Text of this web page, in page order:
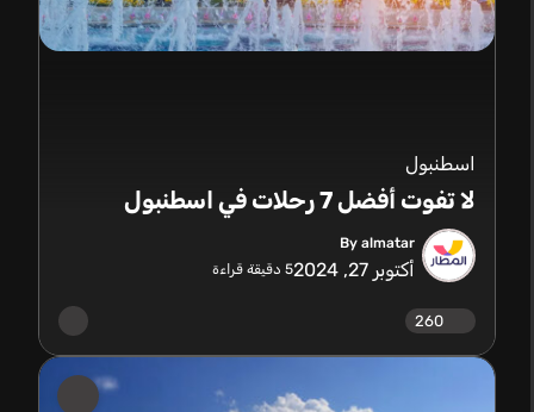
اسطنبول
لا تفوت أفضل 7 رحلات في اسطنبول
By almatar
أكتوبر 27, 2024 5دقيقة قراءة